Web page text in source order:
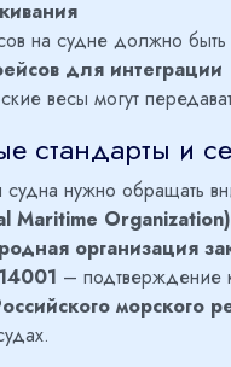
на судне должно
для интеграции
весы могут
стандарты и
нужно обращать
Maritime Organization)
организация
– подтверждение
морского